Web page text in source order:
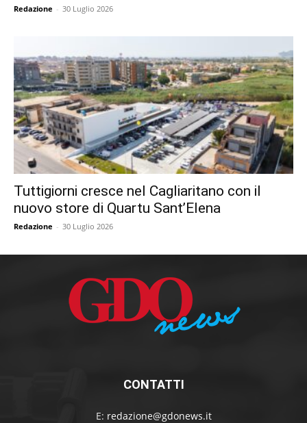
Redazione - 30 Luglio 2026
Tuttigiorni cresce nel Cagliaritano con il
nuovo store di Quartu Sant’Elena
Redazione - 30 Luglio 2026
CONTATTI
E: redazione@gdonews.it